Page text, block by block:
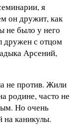
я
он дружит, как
не было у него
дружен с отцом
Арсений,
не против. Жили
родине, часто не
Но очень
на каникулы.